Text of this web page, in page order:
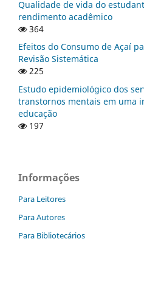
Qualidade de vida do
rendimento acadêmico
364
Efeitos do Consumo de Açaí
Revisão Sistemática
225
Estudo epidemiológico dos
transtornos mentais em uma
educação
197
Informações
Para Leitores
Para Autores
Para Bibliotecários